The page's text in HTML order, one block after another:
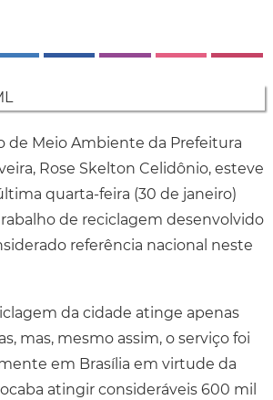
de Meio Ambiente da Prefeitura
Rose Skelton Celidônio, esteve
quarta-feira (30 de janeiro)
de reciclagem desenvolvido
referência nacional neste
da cidade atinge apenas
mas, mesmo assim, o serviço foi
em Brasília em virtude da
atingir consideráveis 600 mil